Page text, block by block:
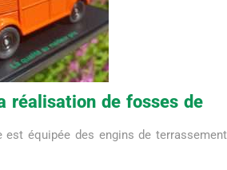
réalisation de fosses de
est équipée des engins de terrassement